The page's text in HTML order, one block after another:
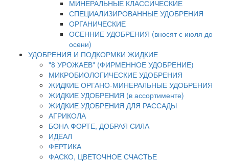
МИНЕРАЛЬНЫЕ КЛАССИЧЕСКИЕ
СПЕЦИАЛИЗИРОВАННЫЕ УДОБРЕНИЯ
ОРГАНИЧЕСКИЕ
ОСЕННИЕ УДОБРЕНИЯ (вносят с июля до
осени)
УДОБРЕНИЯ И ПОДКОРМКИ ЖИДКИЕ
"8 УРОЖАЕВ" (ФИРМЕННОЕ УДОБРЕНИЕ)
МИКРОБИОЛОГИЧЕСКИЕ УДОБРЕНИЯ
ЖИДКИЕ ОРГАНО-МИНЕРАЛЬНЫЕ УДОБРЕНИЯ
ЖИДКИЕ УДОБРЕНИЯ (в ассортименте)
ЖИДКИЕ УДОБРЕНИЯ ДЛЯ РАССАДЫ
АГРИКОЛА
БОНА ФОРТЕ, ДОБРАЯ СИЛА
ИДЕАЛ
ФЕРТИКА
ФАСКО, ЦВЕТОЧНОЕ СЧАСТЬЕ